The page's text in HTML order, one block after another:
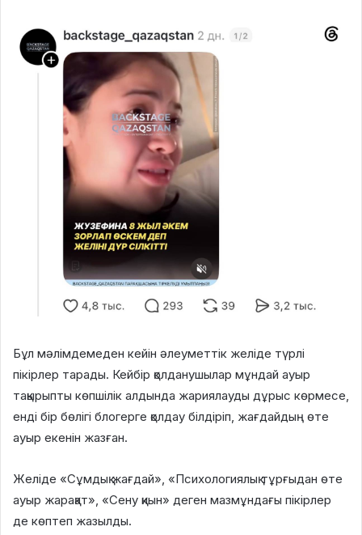
Бұл мәлімдемеден кейін әлеуметтік желіде түрлі
пікірлер тарады. Кейбір қолданушылар мұндай ауыр
тақырыпты көпшілік алдында жариялауды дұрыс көрмесе,
енді бір бөлігі блогерге қолдау білдіріп, жағдайдың өте
ауыр екенін жазған.
Желіде «Сұмдық жағдай», «Психологиялық тұрғыдан өте
ауыр жарақат», «Сену қиын» деген мазмұндағы пікірлер
де көптеп жазылды.